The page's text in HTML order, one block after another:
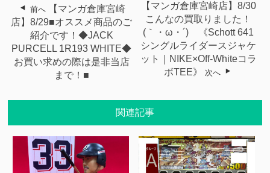
前へ
【マンガ倉庫宮崎
店】8/29■オススメ商品のご
紹介です！◆JACK
PURCELL 1R193 WHITE◆
お買い求めの際は是非当店
まで！■
【マンガ倉庫宮崎店】8/30
こんなの買取りました！
(｀・ω・´)ゞ《Schott 641
シングルライダースジャケ
ット｜NIKE×Off-Whiteコラ
ボTEE》
次へ
関連記事